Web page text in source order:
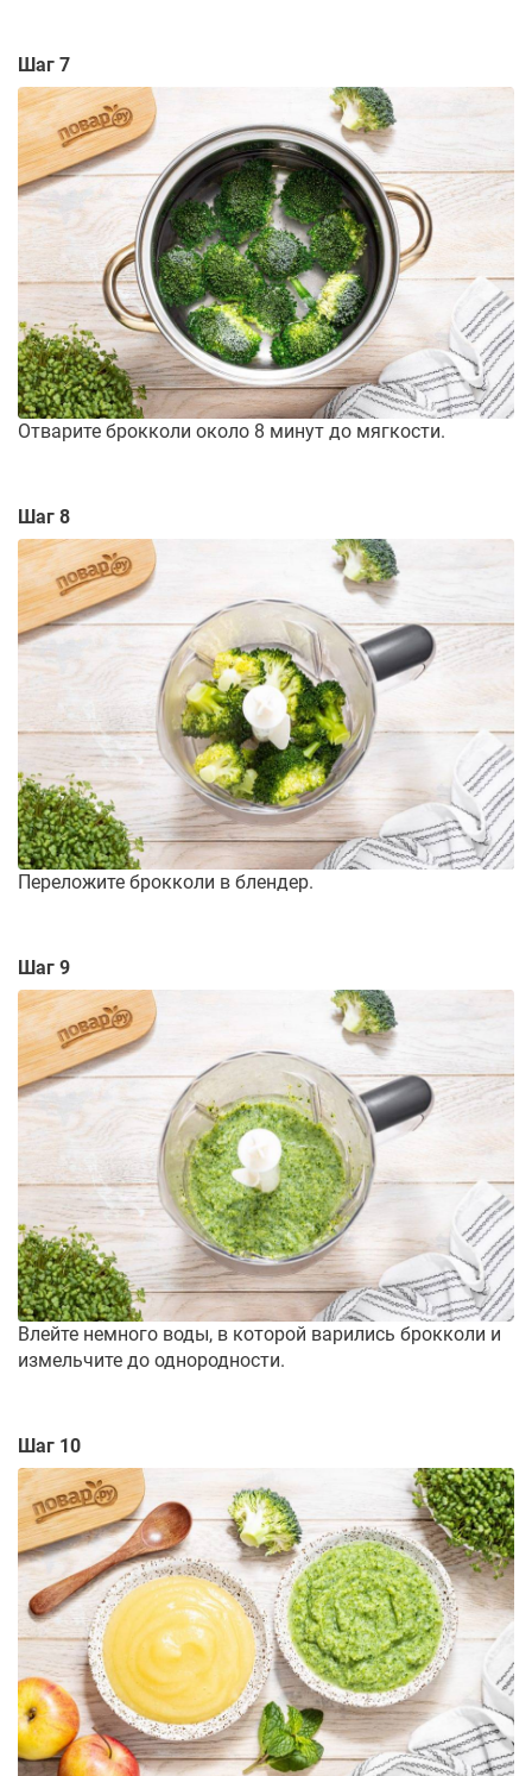
Шаг 7
Отварите брокколи около 8 минут до мягкости.
Шаг 8
Переложите брокколи в блендер.
Шаг 9
Влейте немного воды, в которой варились брокколи и
измельчите до однородности.
Шаг 10